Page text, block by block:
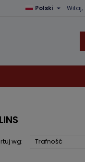
Witaj,
Polski 
wg: Trafność